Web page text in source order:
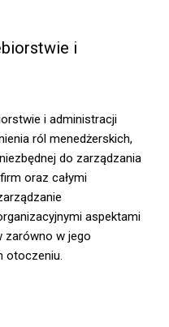
i
i administracji
ról menedżerskich,
do zarządzania
oraz całymi
aspektami
zarówno w jego
otoczeniu.